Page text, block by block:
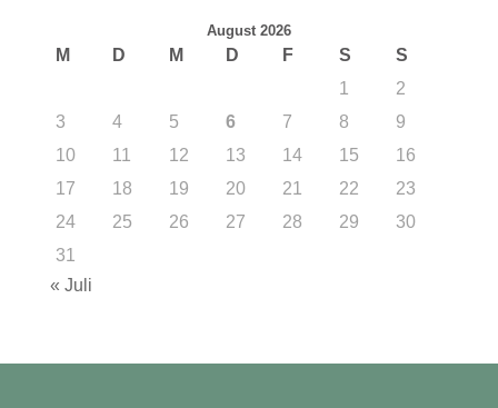
August 2026
M D M D F S
S
1
2
3
4 5 6 7 8
9
10
11 12 13 14 15
16
17
18 19 20 21 22
23
24
25 26 27 28 29
30
31
« Juli